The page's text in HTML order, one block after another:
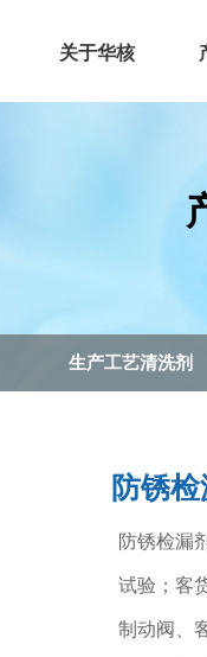
关于华核
防锈检
防锈检漏
试验；客
制动阀、
生产工艺清洗剂